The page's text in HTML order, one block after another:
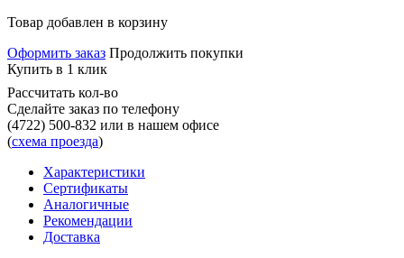
Товар добавлен в корзину
Оформить заказ Продолжить покупки
Купить в 1 клик
Рассчитать кол-во
Сделайте заказ по телефону
(4722) 500-832 или в нашем офисе
(схема проезда)
Характеристики
Сертификаты
Аналогичные
Рекомендации
Доставка